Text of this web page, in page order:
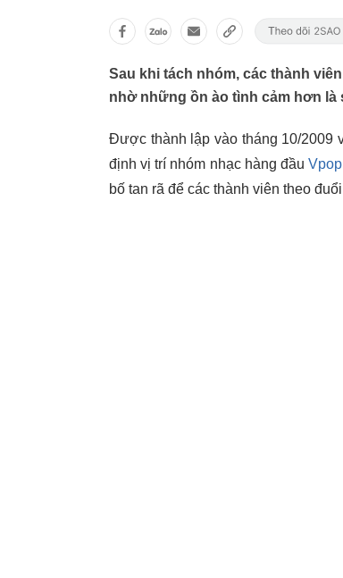
Sau khi tách nhóm, các thành
nhờ những ồn ào tình cảm hơn là
Được thành lập vào tháng 10/2009
định vị trí nhóm nhạc hàng đầuVpop
bố tan rã để các thành viên theo